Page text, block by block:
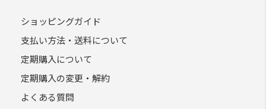
ショッピングガイド
支払い方法・送料について
定期購入について
定期購入の変更・解約
よくある質問